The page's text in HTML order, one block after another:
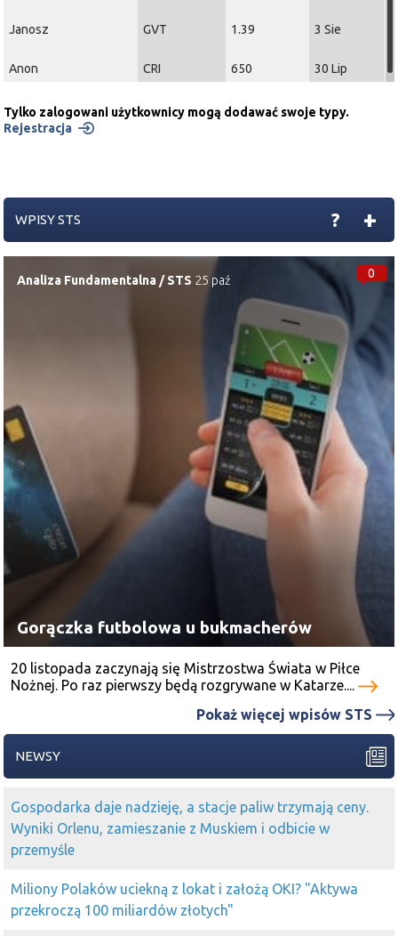
Janosz GVT 1.39 3 Sie
Anon CRI 650 30 Lip
Tylko zalogowani użytkownicy mogą dodawać swoje typy.
Rejestracja
WPISY STS +
?
0
Analiza Fundamentalna /STS 25 paź
Gorączka futbolowa u bukmacherów
20 listopada zaczynają się Mistrzostwa Świata w Piłce
Nożnej. Po raz pierwszy będą rozgrywane w Katarze....
Pokaż więcej wpisów STS
NEWSY
Gospodarka daje nadzieję, a stacje paliw trzymają ceny.
Wyniki Orlenu, zamieszanie z Muskiem i odbicie w
przemyśle
Miliony Polaków uciekną z lokat i założą OKI? "Aktywa
przekroczą 100 miliardów złotych"